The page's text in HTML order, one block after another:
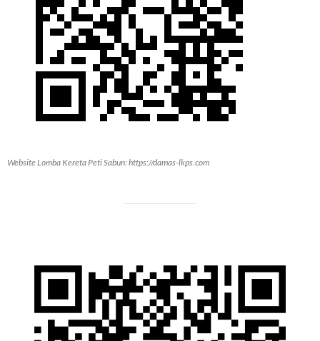
Website Lomba Kereta Peti Sabun: https://damas-lkps.com